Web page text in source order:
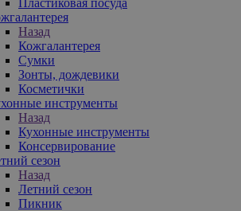
Назад
Кожгалантерея
Сумки
Зонты, дождевики
Косметички
инструменты
Назад
Кухонные инструменты
Консервирование
сезон
Назад
Летний сезон
Пикник